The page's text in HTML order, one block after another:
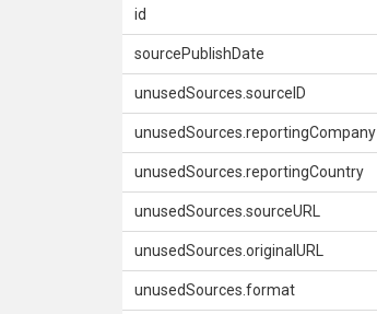
id
sourcePublishDate
unusedSources.sourceID
unusedSources.reportingCompany
unusedSources.reportingCountry
unusedSources.sourceURL
unusedSources.originalURL
unusedSources.format